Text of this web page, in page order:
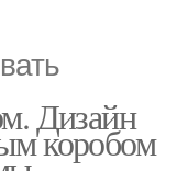
Дизайн
коробом